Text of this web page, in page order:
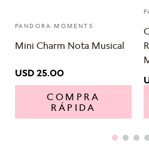
PANDORA MOMENTS
Mini Charm Nota Musical
USD 25.00
COMPRA
RÁPIDA